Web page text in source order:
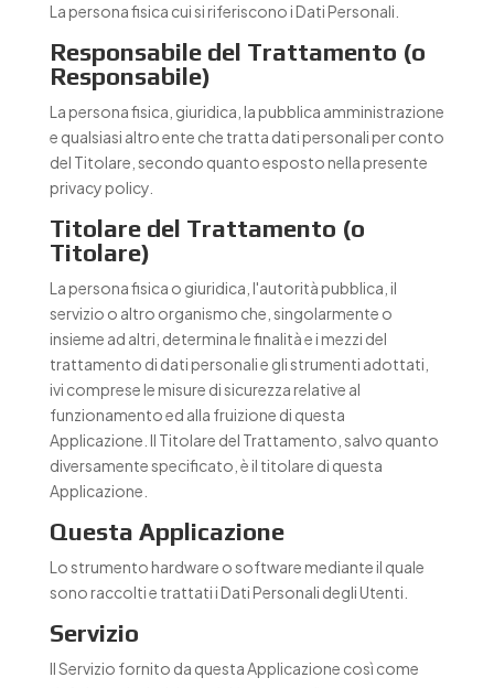
La persona fisica cui si riferiscono i Dati Personali.
Responsabile del Trattamento (o
Responsabile)
La persona fisica, giuridica, la pubblica amministrazione
e qualsiasi altro ente che tratta dati personali per conto
del Titolare, secondo quanto esposto nella presente
privacy policy.
Titolare del Trattamento (o
Titolare)
La persona fisica o giuridica, l'autorità pubblica, il
servizio o altro organismo che, singolarmente o
insieme ad altri, determina le finalità e i mezzi del
trattamento di dati personali e gli strumenti adottati,
ivi comprese le misure di sicurezza relative al
funzionamento ed alla fruizione di questa
Applicazione. Il Titolare del Trattamento, salvo quanto
diversamente specificato, è il titolare di questa
Applicazione.
Questa Applicazione
Lo strumento hardware o software mediante il quale
sono raccolti e trattati i Dati Personali degli Utenti.
Servizio
Il Servizio fornito da questa Applicazione così come